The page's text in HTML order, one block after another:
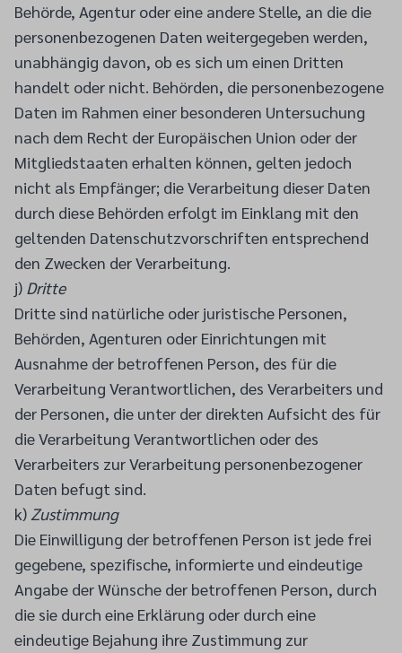
Behörde, Agentur oder eine andere Stelle, an die die
personenbezogenen Daten weitergegeben werden,
unabhängig davon, ob es sich um einen Dritten
handelt oder nicht. Behörden, die personenbezogene
Daten im Rahmen einer besonderen Untersuchung
nach dem Recht der Europäischen Union oder der
Mitgliedstaaten erhalten können, gelten jedoch
nicht als Empfänger; die Verarbeitung dieser Daten
durch diese Behörden erfolgt im Einklang mit den
geltenden Datenschutzvorschriften entsprechend
den Zwecken der Verarbeitung.
j) Dritte
Dritte sind natürliche oder juristische Personen,
Behörden, Agenturen oder Einrichtungen mit
Ausnahme der betroffenen Person, des für die
Verarbeitung Verantwortlichen, des Verarbeiters und
der Personen, die unter der direkten Aufsicht des für
die Verarbeitung Verantwortlichen oder des
Verarbeiters zur Verarbeitung personenbezogener
Daten befugt sind.
k) Zustimmung
Die Einwilligung der betroffenen Person ist jede frei
gegebene, spezifische, informierte und eindeutige
Angabe der Wünsche der betroffenen Person, durch
die sie durch eine Erklärung oder durch eine
eindeutige Bejahung ihre Zustimmung zur